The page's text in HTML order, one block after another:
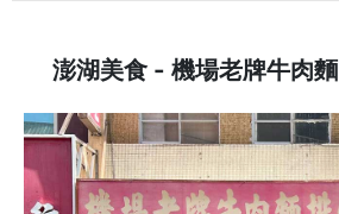
澎湖美食 - 機場老牌牛肉麵